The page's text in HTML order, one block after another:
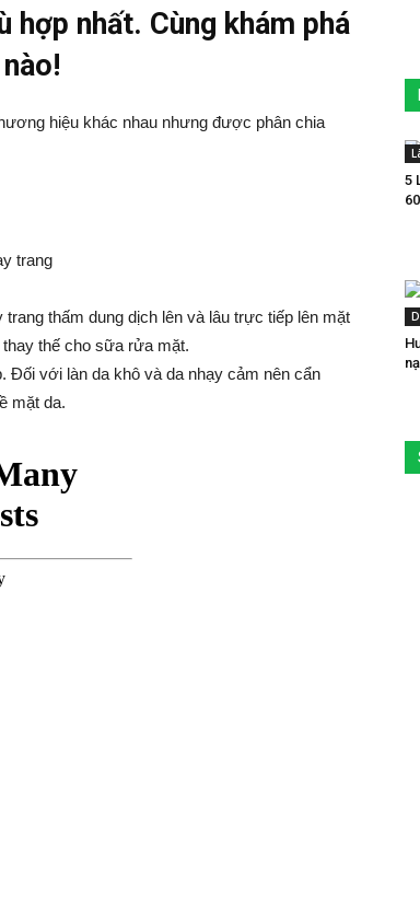
nhất. Cùng khám phá
hiệu khác nhau nhưng được phân chia
thấm dung dịch lên và lâu trực tiếp lên mặt
thế cho sữa rửa mặt.
Đối với làn da khô và da nhạy cảm nên cẩn
mặt da.
5